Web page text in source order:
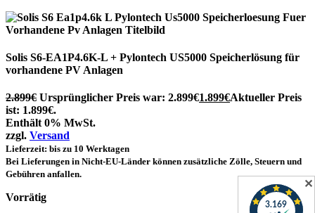
Solis S6-EA1P4.6K-L + Pylontech US5000 Speicherlösung für
vorhandene PV Anlagen
2.899€ Ursprünglicher Preis war: 2.899€1.899€Aktueller Preis
ist: 1.899€.
Enthält 0% MwSt.
zzgl. Versand
Lieferzeit: bis zu 10 Werktagen
Bei Lieferungen in Nicht-EU-Länder können zusätzliche Zölle, Steuern und
Gebühren anfallen.
Vorrätig
✕